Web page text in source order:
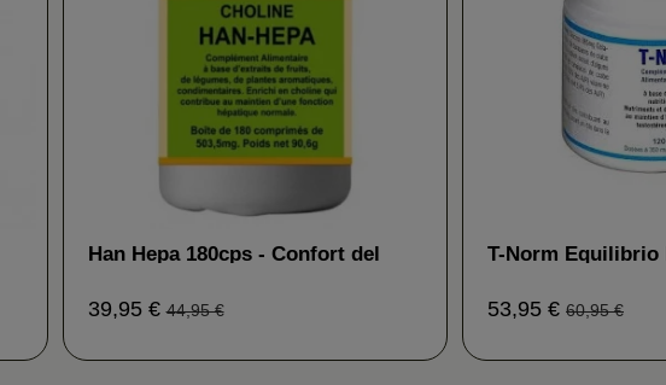
Han Hepa 180cps - Confort del
39,95 €44,95 €
T-Norm Equilibrio
53,95 € 60,95 €